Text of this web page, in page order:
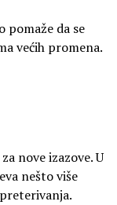
pomaže da se
većih promena.
nove izazove. U
nešto više